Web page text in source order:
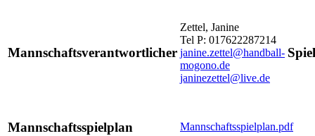
Mannschaftsverantwortlicher
Zettel, Janine
Tel P: 017622287214
janine.zettel@handball-
mogono.de
janinezettel@live.de
Mannschaftsspielplan Mannschaftsspielplan.pdf